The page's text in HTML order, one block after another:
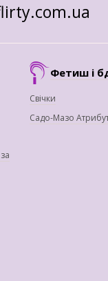
Фетиш і
Свічки
Садо-Мазо